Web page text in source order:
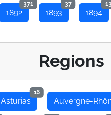
1892
371
1893
37
1894
13
Regions
Asturias
16
Auvergne-